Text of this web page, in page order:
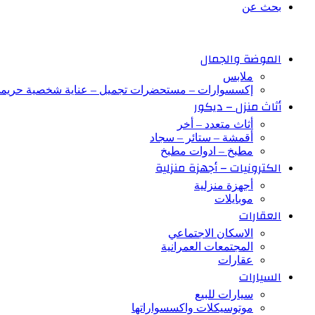
بحث عن
الموضة والجمال
ملابس
إكسسوارات – مستحضرات تجميل – عناية شخصية
أثاث منزل – ديكور
أثاث متعدد – أخر
أقمشة – ستائر – سجاد
مطبخ – ادوات مطبخ
الكترونيات – أجهزة منزلية
أجهزة منزلية
موبايلات
العقارات
الاسكان الاجتماعي
المجتمعات العمرانية
عقارات
السيارات
سيارات للبيع
موتوسيكلات واكسسواراتها